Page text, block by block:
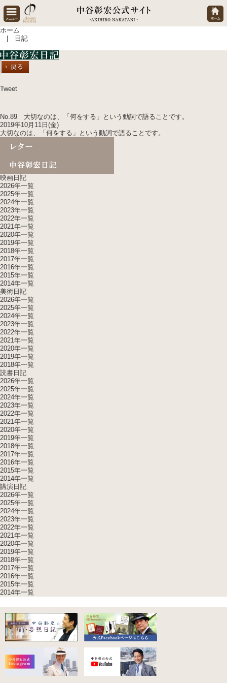
ホーム
| 日記
Tweet
No.89 大切なのは、「何をする」という 動詞で語ることです。
2019年10月11日(金)
大切なのは、「何をする」という 動詞で語ることです。
映画日記
2026年一覧
2025年一覧
2024年一覧
2023年一覧
2022年一覧
2021年一覧
2020年一覧
2019年一覧
2018年一覧
2017年一覧
2016年一覧
2015年一覧
2014年一覧
美術日記
2026年一覧
2025年一覧
2024年一覧
2023年一覧
2022年一覧
2021年一覧
2020年一覧
2019年一覧
2018年一覧
読書日記
2026年一覧
2025年一覧
2024年一覧
2023年一覧
2022年一覧
2021年一覧
2020年一覧
2019年一覧
2018年一覧
2017年一覧
2016年一覧
2015年一覧
2014年一覧
講演日記
2026年一覧
2025年一覧
2024年一覧
2023年一覧
2022年一覧
2021年一覧
2020年一覧
2019年一覧
2018年一覧
2017年一覧
2016年一覧
2015年一覧
2014年一覧